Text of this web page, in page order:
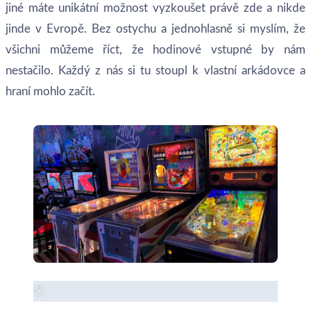
jiné máte unikátní možnost vyzkoušet právě zde a nikde
jinde v Evropě. Bez ostychu a jednohlasně si myslím, že
všichni můžeme říct, že hodinové vstupné by nám
nestačilo. Každý z nás si tu stoupl k vlastní arkádovce a
hraní mohlo začít.